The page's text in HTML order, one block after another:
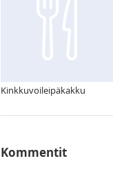
Kinkkuvoileipäkakku
Kommentit